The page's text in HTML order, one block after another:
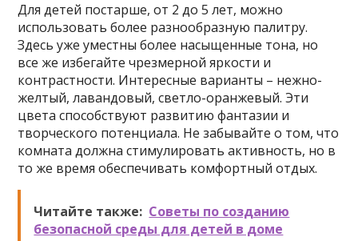
Для детей постарше, от 2 до 5 лет, можно
использовать более разнообразную палитру.
Здесь уже уместны более насыщенные тона, но
все же избегайте чрезмерной яркости и
контрастности. Интересные варианты – нежно-
желтый, лавандовый, светло-оранжевый. Эти
цвета способствуют развитию фантазии и
творческого потенциала. Не забывайте о том, что
комната должна стимулировать активность, но в
то же время обеспечивать комфортный отдых.
Читайте также: Советы по созданию
безопасной среды для детей в доме